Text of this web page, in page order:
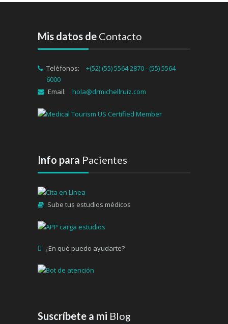
Mis datos de Contacto
Teléfonos:
+(52) (55) 5564 2870 - (55) 5564
6000
Email:
hola@drmichellruiz.com
Info para Pacientes
Sube tus estudios médicos
¿En qué puedo ayudarte?
Suscríbete a mi Blog